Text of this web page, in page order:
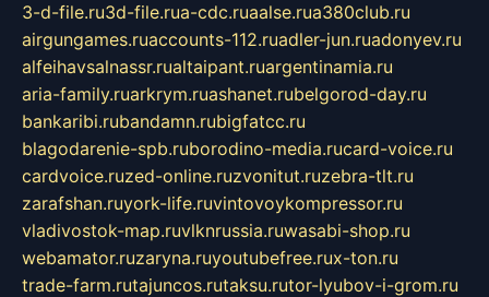
3-d-file.ru3d-file.rua-cdc.ruaalse.rua380club.ru
airgungames.ruaccounts-112.ruadler-jun.ruadonyev.ru
alfeihavsalnassr.rualtaipant.ruargentinamia.ru
aria-family.ruarkrym.ruashanet.rubelgorod-day.ru
bankaribi.rubandamn.rubigfatcc.ru
blagodarenie-spb.ruborodino-media.rucard-voice.ru
cardvoice.ruzed-online.ruzvonitut.ruzebra-tlt.ru
zarafshan.ruyork-life.ruvintovoykompressor.ru
vladivostok-map.ruvlknrussia.ruwasabi-shop.ru
webamator.ruzaryna.ruyoutubefree.rux-ton.ru
trade-farm.rutajuncos.rutaksu.rutor-lyubov-i-grom.ru